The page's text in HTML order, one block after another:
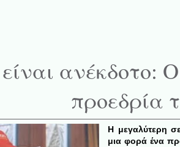
ανέκδοτο:
προεδρία
Η μεγαλύτερη
μια φορά ένα